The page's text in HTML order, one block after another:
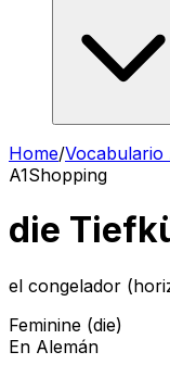
Home/Vocabulario
A1Shopping
die
el congelador
Feminine (die)
En Alemán